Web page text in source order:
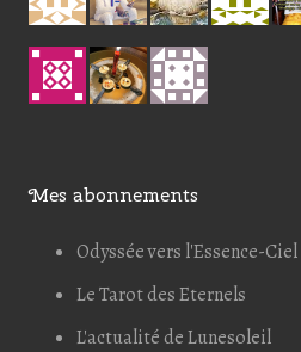
e-mail
Enregistrer mon nom,
site Web dans le
Mes abonnements
Odyssée vers l'Essence-Ciel
Le Tarot des Eternels
L'actualité de Lunesoleil